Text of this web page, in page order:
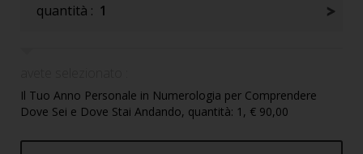
quantità : 1
Il Tuo Anno Personale in Numerologia per Comprendere
Dove Sei e Dove Stai Andando, quantità: 1, € 90,00